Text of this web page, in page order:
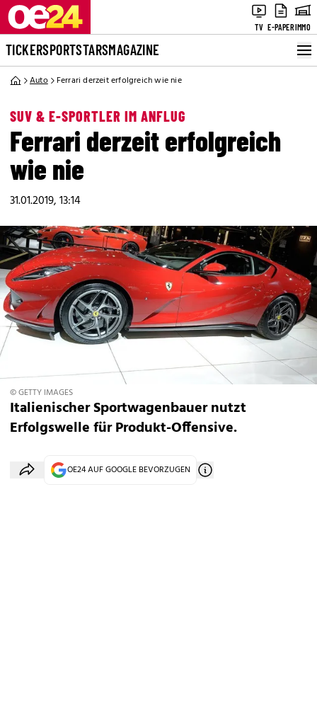
TV E-PAPERIMMO
TICKERSPORTSTARSMAGAZINE
Auto Ferrari derzeit erfolgreich wie nie
SUV & E-SPORTLER IM ANFLUG
Ferrari derzeit erfolgreich
wie nie
31.01.2019, 13:14
© GETTY IMAGES
Italienischer Sportwagenbauer nutzt
Erfolgswelle für Produkt-Offensive.
OE24 AUF GOOGLE BEVORZUGEN